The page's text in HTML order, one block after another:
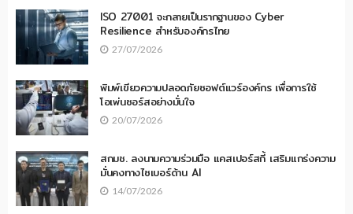
ISO 27001 จะกลายเป็นรากฐานของ Cyber
Resilience สำหรับองค์กรไทย
27/07/2026
พิมพ์เขียวความปลอดภัยซอฟต์แวร์องค์กร เพื่อการใช้
โอเพ่นซอร์สอย่างมั่นใจ
20/07/2026
สกมช. ลงนามความร่วมมือ แคสเปอร์สกี้ เสริมแกร่งความ
มั่นคงทางไซเบอร์ด้าน AI
14/07/2026